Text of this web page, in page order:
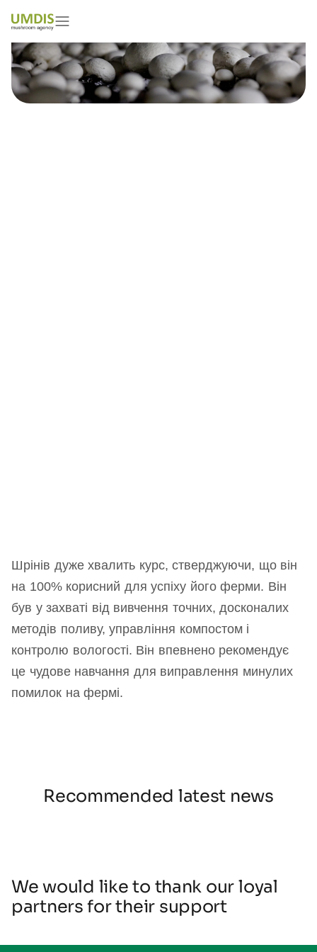
Шрінів дуже хвалить курс, стверджуючи, що він
на 100% корисний для успіху його ферми. Він
був у захваті від вивчення точних, досконалих
методів поливу, управління компостом і
контролю вологості. Він впевнено рекомендує
це чудове навчання для виправлення минулих
помилок на фермі.
Recommended latest news
We would like to thank our loyal
partners for their support